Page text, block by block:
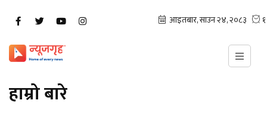
हाम्रो बारे